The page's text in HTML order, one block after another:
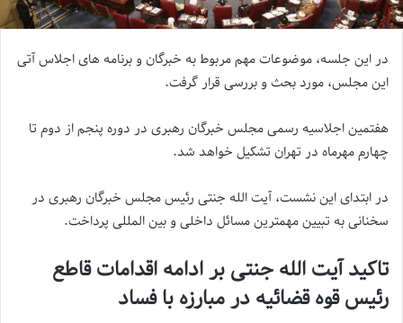
در این جلسه، موضوعات مهم مربوط به خبرگان و برنامه های اجلاس آتی
این مجلس، مورد بحث و بررسی قرار گرفت.
هفتمین اجلاسیه رسمی مجلس خبرگان رهبری در دوره پنجم از دوم تا
چهارم مهرماه در تهران تشکیل خواهد شد.
در ابتدای این نشست، آیت الله جنتی رئیس مجلس خبرگان رهبری در
سخنانی به تبیین مهمترین مسائل داخلی و بین المللی پرداخت.
تاکید آیت الله جنتی بر ادامه اقدامات قاطع
رئیس قوه قضائیه در مبارزه با فساد